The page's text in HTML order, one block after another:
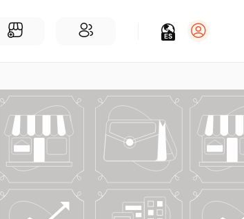
ES
Para Negocios
Añadir un negocio
Encuentre empresas cerca de ti